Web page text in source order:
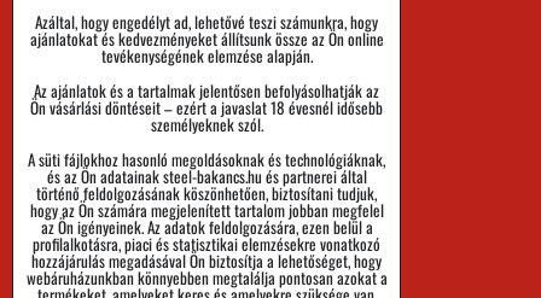
Méret
Személyes adatok védelme
Küldemények nyomon követése
Azáltal, hogy engedélyt ad, lehetővé teszi számunkra, hogy
ajánlatokat és kedvezményeket állítsunk össze az Ön online
tevékenységének elemzése alapján.
Az ajánlatok és a tartalmak jelentősen befolyásolhatják az
Ön vásárlási döntéseit – ezért a javaslat 18 évesnél idősebb
személyeknek szól.
A süti fájlokhoz hasonló megoldásoknak és technológiáknak,
és az Ön adatainak steel-bakancs.hu és partnerei által
történő feldolgozásának köszönhetően, biztosítani tudjuk,
hogy az Ön számára megjelenített tartalom jobban megfelel
az Ön igényeinek. Az adatok feldolgozására, ezen belül a
profilalkotásra, piaci és statisztikai elemzésekre vonatkozó
hozzájárulás megadásával Ön biztosítja a lehetőséget, hogy
webáruházunkban könnyebben megtalálja pontosan azokat a